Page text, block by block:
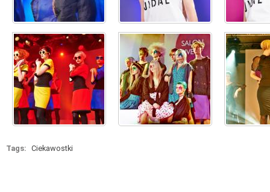
Tags: Ciekawostki